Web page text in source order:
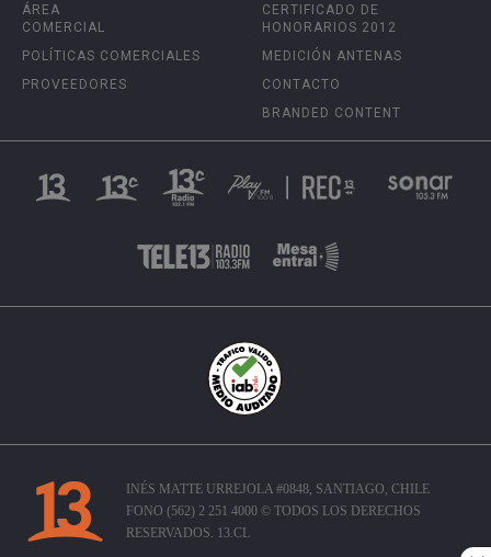
ÁREA
COMERCIAL
POLÍTICAS COMERCIALES
PROVEEDORES
CERTIFICADO DE
HONORARIOS 2012
MEDICIÓN ANTENAS
CONTACTO
BRANDED CONTENT
INÉS MATTE URREJOLA #0848, SANTIAGO, CHILE
FONO (562) 2 251 4000 © TODOS LOS DERECHOS
RESERVADOS. 13.CL